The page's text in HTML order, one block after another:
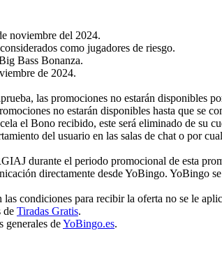
noviembre del 2024.
como jugadores de riesgo.
Bass Bonanza.
de 2024.
las promociones no estarán
no estarán disponibles hasta que se
el Bono recibido, este será eliminado de su
del usuario en las salas de chat o por
durante el periodo promocional de esta
directamente desde YoBingo. YoBingo
condiciones para recibir la oferta no se le
de Tiradas Gratis.
generales deYoBingo.es.